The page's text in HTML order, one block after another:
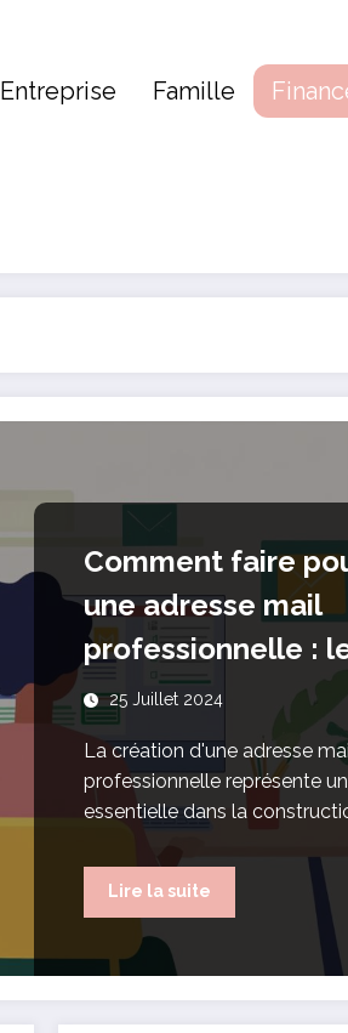
Entreprise Famille
Comment faire
une adresse mail
professionnelle :
d’or du nom
25 Juillet 2024
La création d'une adresse
professionnelle représente
essentielle dans la
Lire la suite